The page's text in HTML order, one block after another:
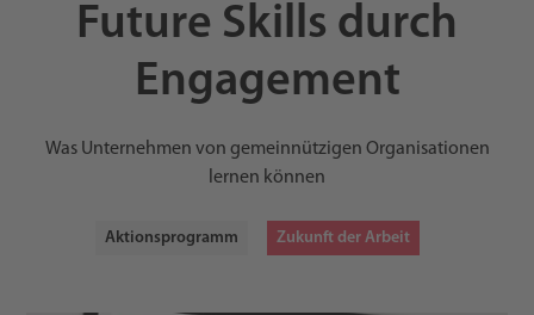
Future Skills durch
Engagement
Was Unternehmen von gemeinnützigen Organisationen
lernen können
Aktionsprogramm Zukunft der Arbeit